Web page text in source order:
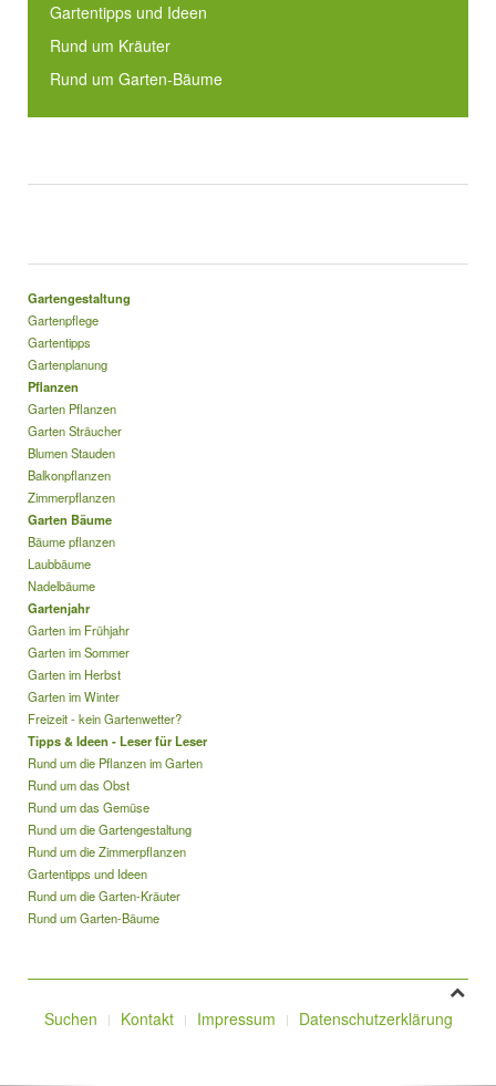
Gartentipps und Ideen
Rund um Kräuter
Rund um Garten-Bäume
Gartengestaltung
Gartenpflege
Gartentipps
Gartenplanung
Pflanzen
Garten Pflanzen
Garten Sträucher
Blumen Stauden
Balkonpflanzen
Zimmerpflanzen
Garten Bäume
Bäume pflanzen
Laubbäume
Nadelbäume
Gartenjahr
Garten im Frühjahr
Garten im Sommer
Garten im Herbst
Garten im Winter
Freizeit - kein Gartenwetter?
Tipps & Ideen - Leser für Leser
Rund um die Pflanzen im Garten
Rund um das Obst
Rund um das Gemüse
Rund um die Gartengestaltung
Rund um die Zimmerpflanzen
Gartentipps und Ideen
Rund um die Garten-Kräuter
Rund um Garten-Bäume
Suchen Kontakt Impressum Datenschutzerklärung